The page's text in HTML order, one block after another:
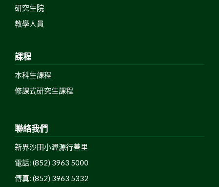
研究生院
教學人員
課程
本科生課程
修課式研究生課程
聯絡我們
新界沙田小瀝源行善里
電話: (852) 3963 5000
傳真: (852) 3963 5332